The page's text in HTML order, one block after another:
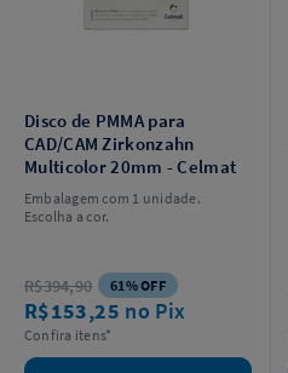
Disco de PMMA para
CAD/CAM Zirkonzahn
Multicolor 20mm - Celmat
Embalagem com 1 unidade.
Escolha a cor.
R$394,90 61% OFF
R$153,25 no Pix
Confira itens*